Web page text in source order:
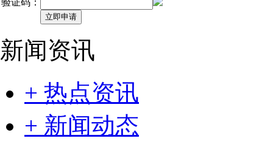
新闻资讯
+ 热点资讯
+ 新闻动态